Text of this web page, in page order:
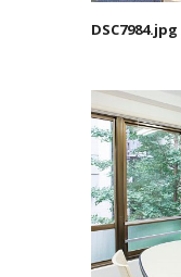
DSC7984.jpg